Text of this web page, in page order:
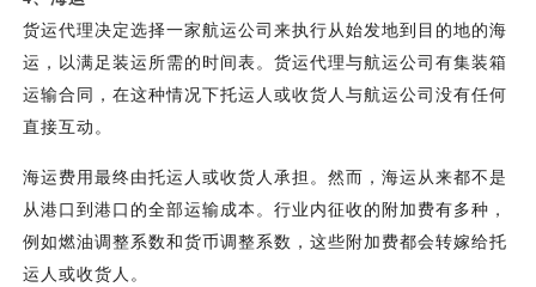
货运代理决定选择一家航运公司来执行从始发地到目的地的海
运，以满足装运所需的时间表。货运代理与航运公司有集装箱
运输合同，在这种情况下托运人或收货人与航运公司没有任何
直接互动。
海运费用最终由托运人或收货人承担。然而，海运从来都不是
从港口到港口的全部运输成本。行业内征收的附加费有多种，
例如燃油调整系数和货币调整系数，这些附加费都会转嫁给托
运人或收货人。